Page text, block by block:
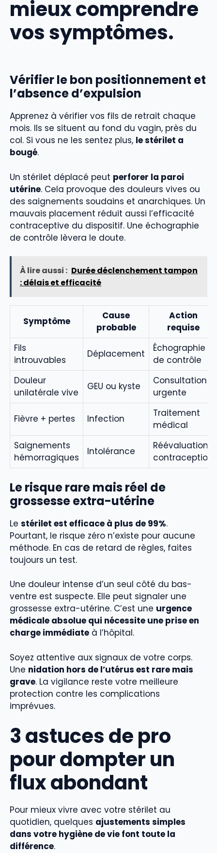
mieux comprendre
vos symptômes.
Vérifier le bon positionnement et
l’absence d’expulsion
Apprenez à vérifier vos fils de retrait chaque
mois. Ils se situent au fond du vagin, près du
col. Si vous ne les sentez plus, le stérilet a
bougé.
Un stérilet déplacé peut perforer la paroi
utérine. Cela provoque des douleurs vives ou
des saignements soudains et anarchiques. Un
mauvais placement réduit aussi l’efficacité
contraceptive du dispositif. Une échographie
de contrôle lèvera le doute.
À lire aussi : Durée déclenchement tampon
: délais et efficacité
Symptôme
Cause
probable
Action
requise
Fils
introuvables
Déplacement
Échographie
de contrôle
Douleur
unilatérale vive
GEU ou kyste
Consultation
urgente
Fièvre + pertes Infection
Traitement
médical
Saignements
hémorragiques
Intolérance
Réévaluation
contraception
Le risque rare mais réel de
grossesse extra-utérine
Le stérilet est efficace à plus de 99%.
Pourtant, le risque zéro n’existe pour aucune
méthode. En cas de retard de règles, faites
toujours un test.
Une douleur intense d’un seul côté du bas-
ventre est suspecte. Elle peut signaler une
grossesse extra-utérine. C’est une urgence
médicale absolue qui nécessite une prise en
charge immédiate à l’hôpital.
Soyez attentive aux signaux de votre corps.
Une nidation hors de l’utérus est rare mais
grave. La vigilance reste votre meilleure
protection contre les complications
imprévues.
3 astuces de pro
pour dompter un
flux abondant
Pour mieux vivre avec votre stérilet au
quotidien, quelques ajustements simples
dans votre hygiène de vie font toute la
différence.